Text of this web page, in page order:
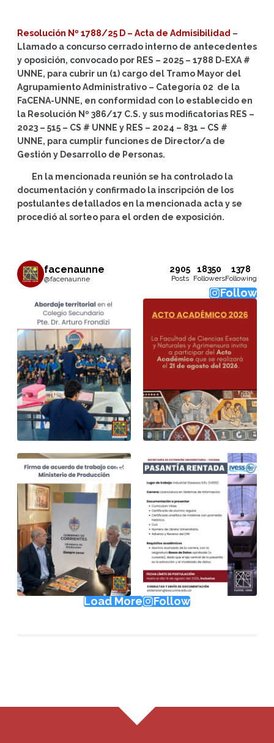
Resolución Nº 1788/25 D – Acta de Admisibilidad –
Llamado a concurso cerrado interno de antecedentes
y oposición, convocado por RES – 2025 – 1788 D-EXA #
UNNE, para cubrir un (1) cargo del Tramo Mayor del
Agrupamiento Administrativo – Categoría 02 de la
FaCENA-UNNE, en conformidad con lo establecido en
la Resolución Nº 386/17 C.S. y sus modificatorias RES –
2023 – 515 – CS # UNNE y RES – 2024 – 831 – CS #
UNNE, para cumplir funciones de Director/a de
Gestión y Desarrollo de Personas.
En la mencionada reunión se ha controlado la
documentación y confirmado la inscripción de los
postulantes detallados en la mencionada acta y se
procedió al sorteo para el orden de exposición.
facenaunne
@facenaunne
2905
Posts
18350
Followers
1378
Following
Follow
Load More Follow